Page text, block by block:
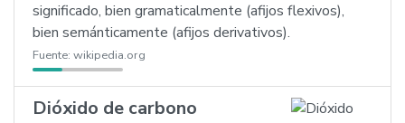
significado, bien gramaticalmente (afijos flexivos),
bien semánticamente (afijos derivativos).
Fuente: wikipedia.org
Dióxido de carbono